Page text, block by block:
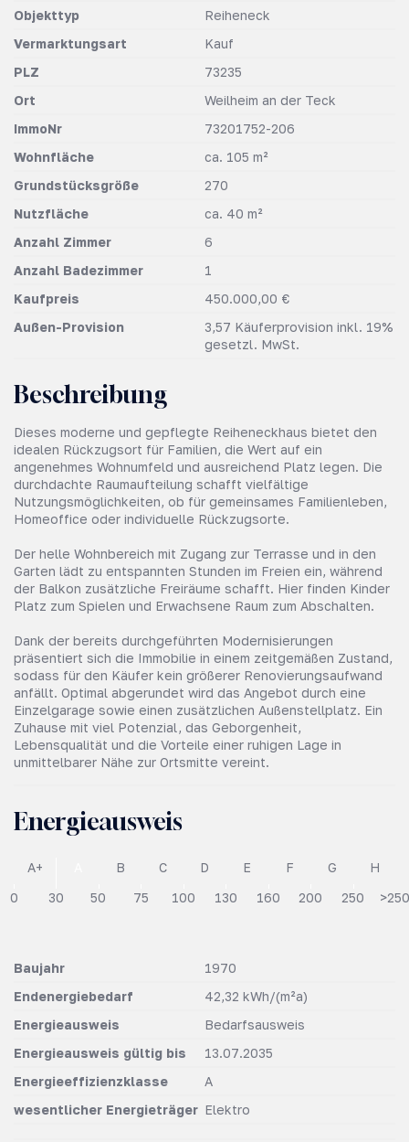
Objekttyp
Reiheneck
Vermarktungsart
Kauf
PLZ
73235
Ort
Weilheim an der Teck
ImmoNr
73201752-206
Wohnfläche
ca. 105 m²
Grundstücksgröße
270
Nutzfläche
ca. 40 m²
Anzahl Zimmer
6
Anzahl Badezimmer
1
Kaufpreis
450.000,00 €
Außen-Provision
3,57 Käuferprovision inkl. 19%
gesetzl. MwSt.
Beschreibung
Dieses moderne und gepflegte Reiheneckhaus bietet den
idealen Rückzugsort für Familien, die Wert auf ein
angenehmes Wohnumfeld und ausreichend Platz legen. Die
durchdachte Raumaufteilung schafft vielfältige
Nutzungsmöglichkeiten, ob für gemeinsames Familienleben,
Homeoffice oder individuelle Rückzugsorte.
Der helle Wohnbereich mit Zugang zur Terrasse und in den
Garten lädt zu entspannten Stunden im Freien ein, während
der Balkon zusätzliche Freiräume schafft. Hier finden Kinder
Platz zum Spielen und Erwachsene Raum zum Abschalten.
Dank der bereits durchgeführten Modernisierungen
präsentiert sich die Immobilie in einem zeitgemäßen Zustand,
sodass für den Käufer kein größerer Renovierungsaufwand
anfällt. Optimal abgerundet wird das Angebot durch eine
Einzelgarage sowie einen zusätzlichen Außenstellplatz. Ein
Zuhause mit viel Potenzial, das Geborgenheit,
Lebensqualität und die Vorteile einer ruhigen Lage in
unmittelbarer Nähe zur Ortsmitte vereint.
Energieausweis
0
A+
30
50
B
75
C
100
D
130
E
160
F
200
G
250
H
Baujahr
1970
Endenergiebedarf
42,32 kWh/(m²a)
Energieausweis
Bedarfsausweis
Energieausweis gültig bis
13.07.2035
Energieeffizienzklasse
A
wesentlicher Energieträger Elektro